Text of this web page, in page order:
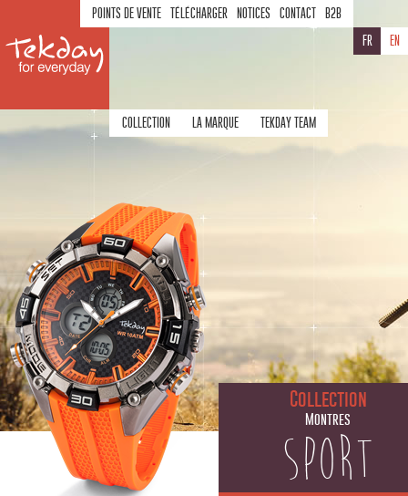
COLLECTION LA MARQUE TEKDAY TEAM
POINTS DE VENTE TÉLÉCHARGER NOTICES CONTACT
B2B
FR
EN
Collection
Montres
SPORT